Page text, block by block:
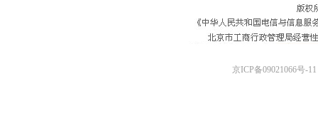
京ICP备09021066号-11